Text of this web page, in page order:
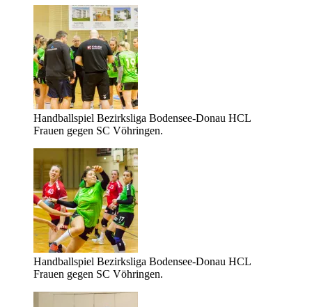
Handballspiel Bezirksliga Bodensee-Donau HCL
Frauen gegen SC Vöhringen.
Handballspiel Bezirksliga Bodensee-Donau HCL
Frauen gegen SC Vöhringen.